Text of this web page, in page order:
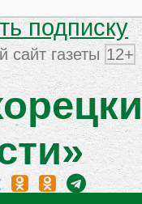
подписку
газеты 12+